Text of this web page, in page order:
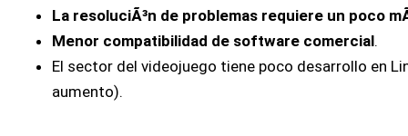
La resoluciÃ³n de problemas requiere un poco
Menor compatibilidad de software comercial.
El sector del videojuego tiene poco desarrollo en
aumento).